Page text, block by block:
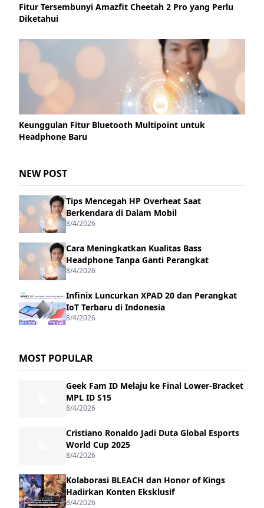
Fitur Tersembunyi Amazfit Cheetah 2 Pro yang Perlu
Diketahui
Keunggulan Fitur Bluetooth Multipoint untuk
Headphone Baru
NEW POST
Tips Mencegah HP Overheat Saat
Berkendara di Dalam Mobil
8/4/2026
Cara Meningkatkan Kualitas Bass
Headphone Tanpa Ganti Perangkat
8/4/2026
Infinix Luncurkan XPAD 20 dan Perangkat
IoT Terbaru di Indonesia
8/4/2026
MOST POPULAR
Geek Fam ID Melaju ke Final Lower-Bracket
MPL ID S15
8/4/2026
Cristiano Ronaldo Jadi Duta Global Esports
World Cup 2025
8/4/2026
Kolaborasi BLEACH dan Honor of Kings
Hadirkan Konten Eksklusif
8/4/2026